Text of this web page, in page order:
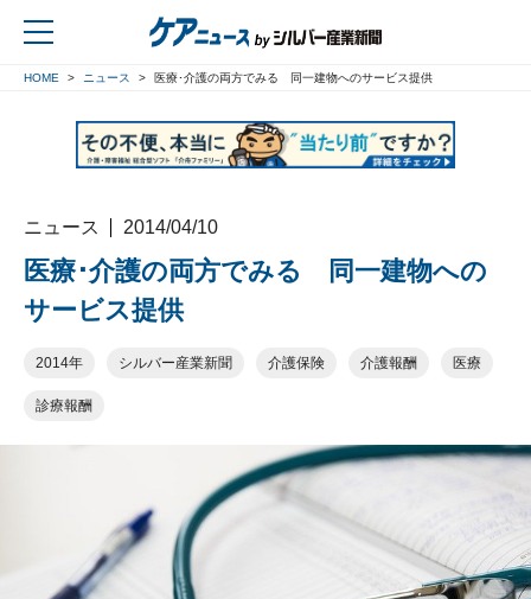
HOME ニュース 医療･介護の両方でみる 同一建物へのサービス提供
ニュース 2014/04/10
医療･介護の両方でみる 同一建物への
サービス提供
2014年 シルバー産業新聞 介護保険 介護報酬 医療
診療報酬